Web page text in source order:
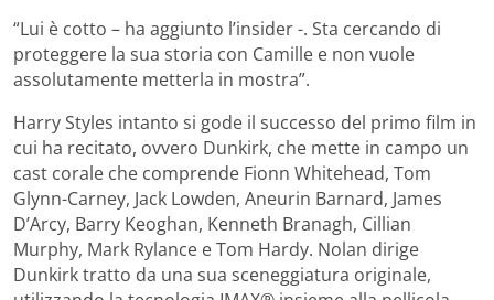
“Lui è cotto – ha aggiunto l’insider -. Sta cercando di
proteggere la sua storia con Camille e non vuole
assolutamente metterla in mostra”.
Harry Styles intanto si gode il successo del primo film in
cui ha recitato, ovvero Dunkirk, che mette in campo un
cast corale che comprende Fionn Whitehead, Tom
Glynn-Carney, Jack Lowden, Aneurin Barnard, James
D’Arcy, Barry Keoghan, Kenneth Branagh, Cillian
Murphy, Mark Rylance e Tom Hardy. Nolan dirige
Dunkirk tratto da una sua sceneggiatura originale,